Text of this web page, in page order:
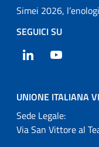
Simei 2026,
SEGUICI SU
LinkedIn
UNIONE ITALIANA
Sede Legale:
Via San Vittore al